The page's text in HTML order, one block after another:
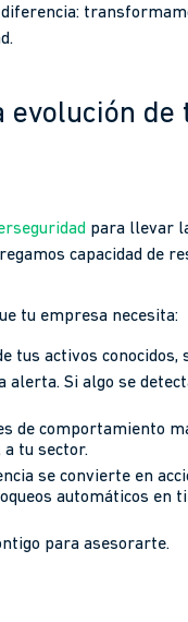
evolución de
para llevar
capacidad de
tu empresa necesita:
tus activos conocidos,
Si algo se
de comportamiento
a tu sector.
se convierte en
automáticos en
para asesorarte.